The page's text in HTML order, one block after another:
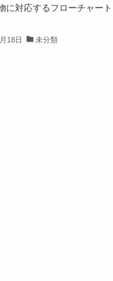
に対応するフローチャー
18日 未分類